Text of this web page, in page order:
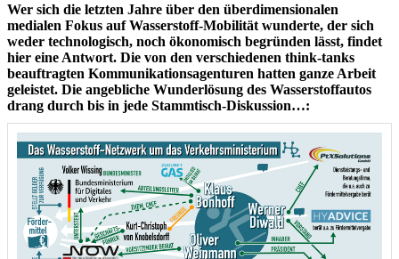
Wer sich die letzten Jahre über den überdimensionalen
medialen Fokus auf Wasserstoff-Mobilität wunderte, der sich
weder technologisch, noch ökonomisch begründen lässt, findet
hier eine Antwort. Die von den verschiedenen think-tanks
beauftragten Kommunikationsagenturen hatten ganze Arbeit
geleistet. Die angebliche Wunderlösung des Wasserstoffautos
drang durch bis in jede Stammtisch-Diskussion…: